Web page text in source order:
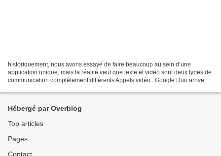
historiquement, nous avons essayé de faire beaucoup au sein d’une
application unique, mais la réalité veut que texte et vidéo sont deux types de
communication complètement différents Appels vidéo : Google Duo arrive et
Hébergé par Overblog
Top articles
Pages
Contact